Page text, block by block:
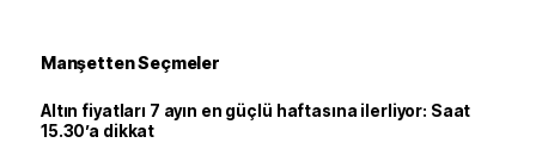
Manşetten Seçmeler
Altın fiyatları 7 ayın en güçlü haftasına ilerliyor: Saat
15.30’a dikkat